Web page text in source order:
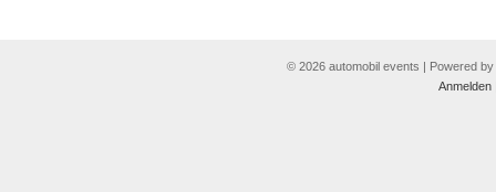
© 2026 automobil events | Powered by
Anmelden|